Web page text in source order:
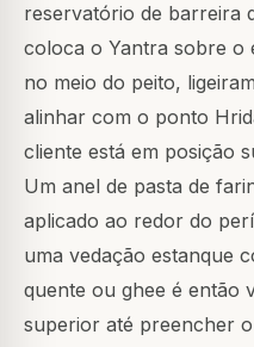
reservatório de barreira
coloca o Yantra sobre o
no meio do peito,
alinhar com o ponto
cliente está em posição
Um anel de pasta de
aplicado ao redor do
uma vedação estanque
quente ou ghee é então
superior até preencher